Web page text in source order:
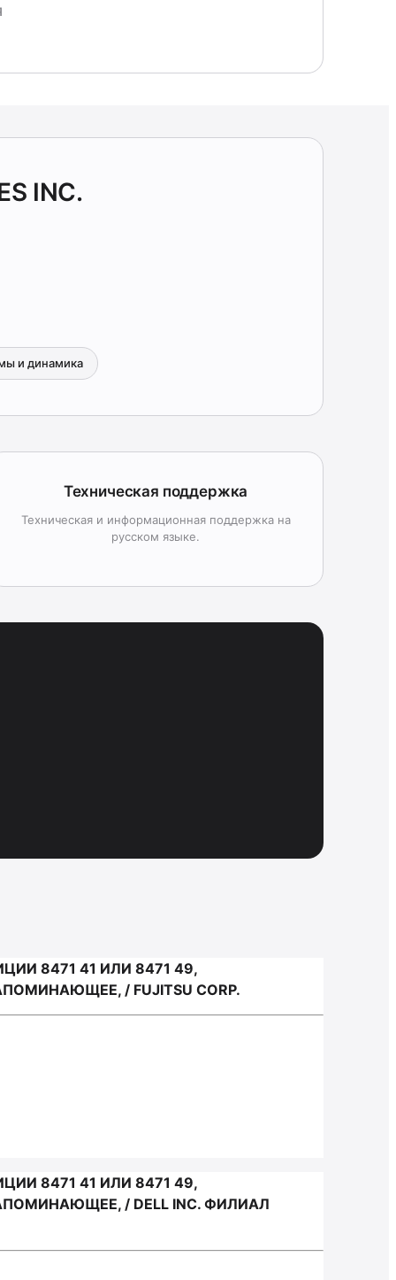
INC.
и динамика
Техническая поддержка
Техническая и информационная поддержка на
русском языке.
8471 41 ИЛИ 8471 49,
/ FUJITSU CORP.
8471 41 ИЛИ 8471 49,
/ DELL INC. ФИЛИАЛ